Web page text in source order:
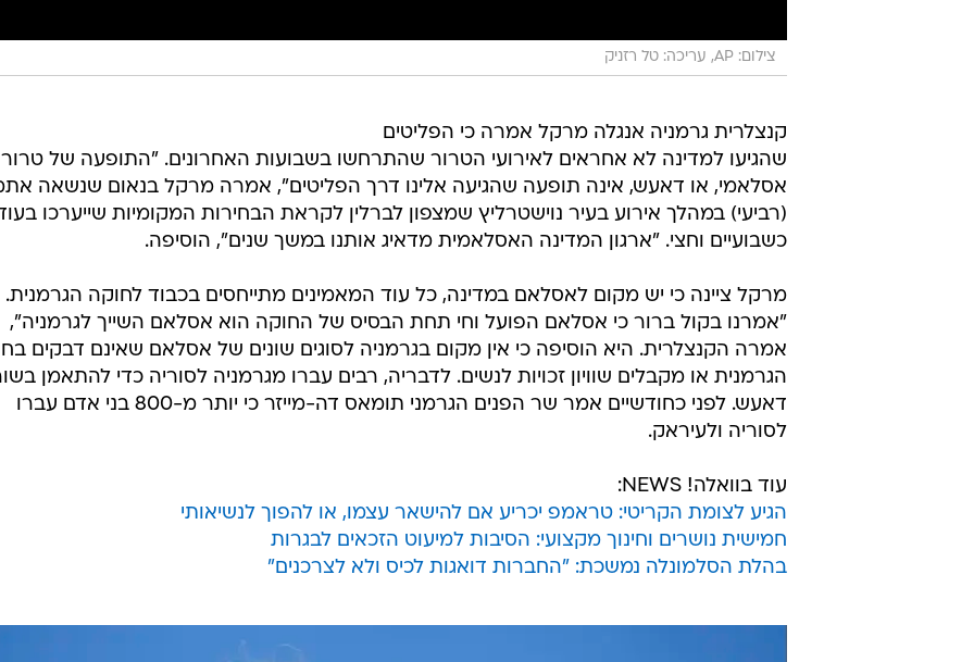
צילום: AP, עריכה: טל רזניק
קנצלרית גרמניה אנגלה מרקל אמרה כי הפליטים
שהגיעו למדינה לא אחראים לאירועי הטרור שהתרחשו בשבועות האחרונים. "התופעה של טרור
אסלאמי, או דאעש, אינה תופעה שהגיעה אלינו דרך הפליטים", אמרה מרקל בנאום שנשאה
(רביעי) במהלך אירוע בעיר נוישטרליץ שמצפון לברלין לקראת הבחירות המקומיות שייערכו
כשבועיים וחצי. "ארגון המדינה האסלאמית מדאיג אותנו במשך שנים", הוסיפה.
מרקל ציינה כי יש מקום לאסלאם במדינה, כל עוד המאמינים מתייחסים בכבוד לחוקה הגרמנית.
"אמרנו בקול ברור כי אסלאם הפועל וחי תחת הבסיס של החוקה הוא אסלאם השייך לגרמניה",
אמרה הקנצלרית. היא הוסיפה כי אין מקום בגרמניה לסוגים שונים של אסלאם שאינם דבקים
הגרמנית או מקבלים שוויון זכויות לנשים. לדבריה, רבים עברו מגרמניה לסוריה כדי להתאמן
דאעש. לפני כחודשיים אמר שר הפנים הגרמני תומאס דה-מייזר כי יותר מ-800 בני אדם עברו
לסוריה ולעיראק.
עוד בוואלה! NEWS:
הגיע לצומת הקריטי: טראמפ יכריע אם להישאר עצמו, או להפוך לנשיאותי
חמישית נושרים וחינוך מקצועי: הסיבות למיעוט הזכאים לבגרות
בהלת הסלמונלה נמשכת: "החברות דואגות לכיס ולא לצרכנים"